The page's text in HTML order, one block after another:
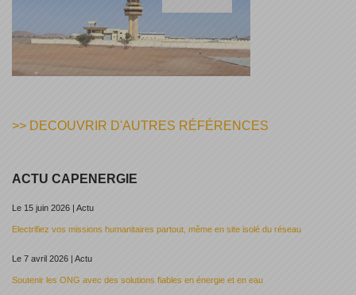
>> DECOUVRIR D'AUTRES RÉFÉRENCES
ACTU CAPENERGIE
Le 15 juin 2026 | Actu
Electrifiez vos missions humanitaires partout, même en site isolé du réseau
Le 7 avril 2026 | Actu
Soutenir les ONG avec des solutions fiables en énergie et en eau